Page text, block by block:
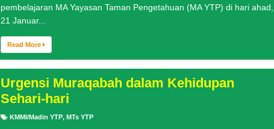
pembelajaran MA Yayasan Taman Pengetahuan (MA YTP) di hari ahad,
21 Januar...
Read More
Urgensi Muraqabah dalam Kehidupan
Sehari-hari
KMMI/Madin YTP, MTs YTP